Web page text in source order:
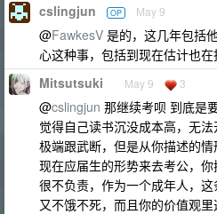
cslingjun OP May 9
@FawkesV 是的，这几年包括
心这种事，包括到现在估计也在
Mitsutsuki May 9 3
@cslingjun 那继续考呗 到底是
觉得自己读书沉没成本高，无
极端跟武断，但是从你描述的
现在应届生的形势来去考公，
很不负责，作为一个成年人，这
又不饿不死，而且你的价值观